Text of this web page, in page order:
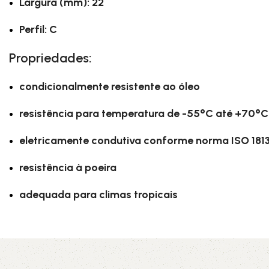
Perfil: C
Propriedades:
condicionalmente resistente ao óleo
resistência para temperatura de -55°C até +70°C
eletricamente condutiva conforme norma ISO
resistência à poeira
adequada para climas tropicais